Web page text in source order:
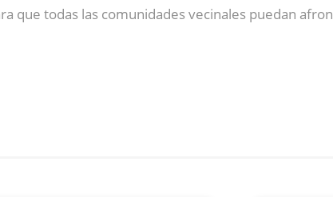
que todas las comunidades vecinales puedan